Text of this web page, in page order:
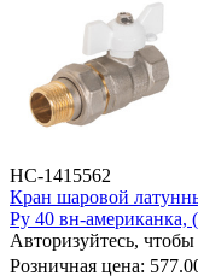
НС-1415562
Кран шаровой
Ру 40 вн-американка,
Авторизуйтесь,
Розничная цена: